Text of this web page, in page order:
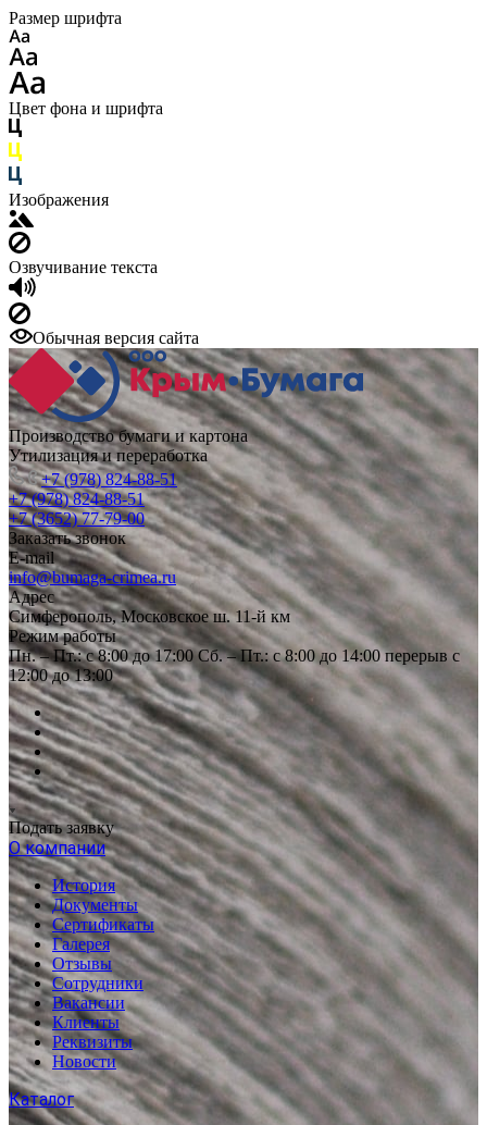
Размер шрифта
Цвет фона и шрифта
Изображения
Озвучивание текста
Обычная версия сайта
Производство бумаги и картона
Утилизация и переработка
+7 (978) 824-88-51
+7 (978) 824-88-51
+7 (3652) 77-79-00
Заказать звонок
E-mail
info@bumaga-crimea.ru
Адрес
Симферополь, Московское ш. 11-й км
Режим работы
Пн. – Пт.: с 8:00 до 17:00 Сб. – Пт.: с 8:00 до 14:00 перерыв с
12:00 до 13:00
Подать заявку
О компании
История
Документы
Сертификаты
Галерея
Отзывы
Сотрудники
Вакансии
Клиенты
Реквизиты
Новости
Каталог